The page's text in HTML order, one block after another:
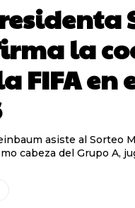
la
FIFA en
asiste al Sorteo
cabeza del Grupo A,